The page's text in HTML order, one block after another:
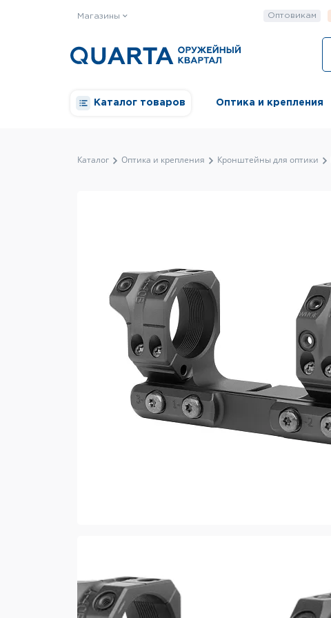
Магазины Оптовикам
Каталог товаров Оптика и крепления
Каталог Оптика и крепления Кронштейны для оптики